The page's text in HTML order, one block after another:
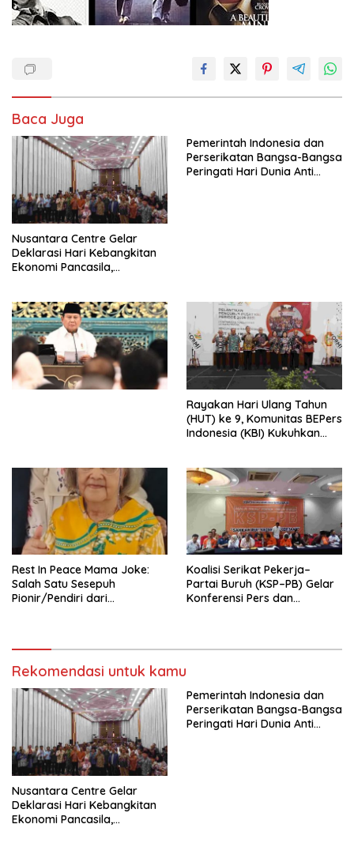
Baca Juga
Nusantara Centre Gelar
Deklarasi Hari Kebangkitan
Ekonomi Pancasila,
Penjajahan (Pergolakan
Ekonomi Politik Indonesia) &
Simposium Nasional “Urgensi
Undang-Undang
Perekonomian Nasional dan
Kesejahteraan Sosial dalam
Pemerintah Indonesia dan
Perserikatan Bangsa-Bangsa
Peringati Hari Dunia Anti
Rayakan Hari Ulang Tahun
(HUT) ke 9, Komunitas BEPers
Indonesia (KBI) Kukuhkan
Tema: “Penguatan dan
Pengembangan Organisasi
KBI yang Berbasis Riset di
seluruh Indonesia dan
Mancanegara”.
Rest In Peace Mama Joke:
Salah Satu Sesepuh
Pionir/Pendiri dari
Koalisi Serikat Pekerja–
Partai Buruh (KSP–PB) Gelar
Konferensi Pers dan
Rekomendasi untuk kamu
Nusantara Centre Gelar
Deklarasi Hari Kebangkitan
Ekonomi Pancasila,
Pemerintah Indonesia dan
Perserikatan Bangsa-Bangsa
Peringati Hari Dunia Anti